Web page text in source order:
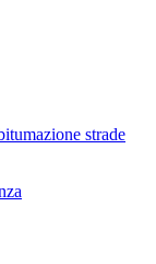
strade